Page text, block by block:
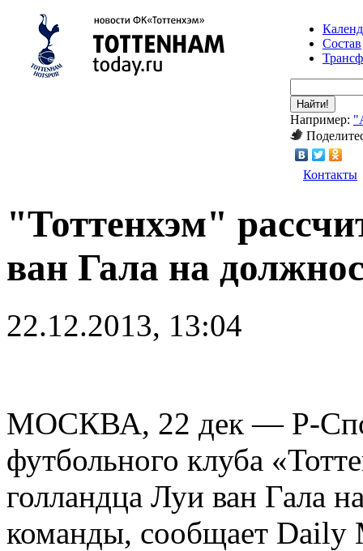
Состав
Найти!
Например:
Контакты
"Тоттенхэм"
ван Гала на
22.12.2013, 13:04
МОСКВА, 22 дек — Р-
футбольного клуба
голландца Луи ван Гала
команды, сообщает Daily